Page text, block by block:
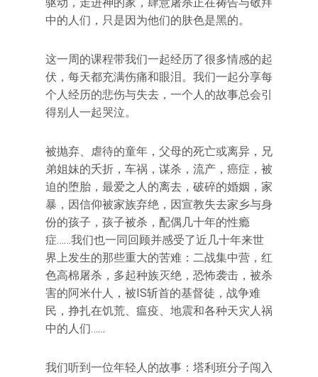
中的人们，只是因为他们的肤色是黑的。
这一周的课程带我们一起经历了很多情感的起
伏，每天都充满伤痛和眼泪。我们一起分享每
个人经历的悲伤与失去，一个人的故事总会引
得别人一起哭泣。
被抛弃、虐待的童年，父母的死亡或离异，兄
弟姐妹的夭折，车祸，谋杀，流产，癌症，被
迫的堕胎，最爱之人的离去，破碎的婚姻，家
暴，因信仰被家族弃绝，因宣教失去家乡与身
份的孩子，孩子被杀，配偶几十年的性瘾
症……我们也一同回顾并感受了近几十年来世
界上发生的那些重大的苦难：二战集中营，红
色高棉屠杀，多起种族灭绝，恐怖袭击，被杀
害的阿米什人，被IS斩首的基督徒，战争难
民，挣扎在饥荒、瘟疫、地震和各种天灾人祸
中的人们……
我们听到一位年轻人的故事：塔利班分子闯入